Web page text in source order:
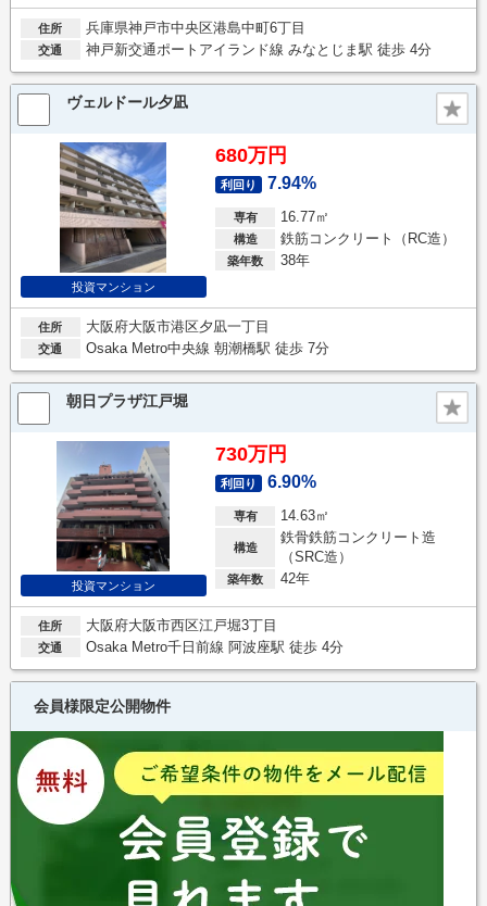
住所 兵庫県神戸市中央区港島中町6丁目
交通 神戸新交通ポートアイランド線 みなとじま駅 徒歩 4分
ヴェルドール夕凪
投資マンション
680万円
利回り 7.94%
専有 16.77㎡
構造 鉄筋コンクリート（RC造）
築年数 38年
住所 大阪府大阪市港区夕凪一丁目
交通 Osaka Metro中央線 朝潮橋駅 徒歩 7分
朝日プラザ江戸堀
投資マンション
730万円
利回り 6.90%
専有 14.63㎡
構造
鉄骨鉄筋コンクリート造
（SRC造）
築年数 42年
住所 大阪府大阪市西区江戸堀3丁目
交通 Osaka Metro千日前線 阿波座駅 徒歩 4分
会員様限定公開物件